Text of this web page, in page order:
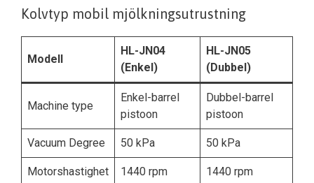
Kolvtyp mobil mjölkningsutrustning
Modell
HL-JN04
(Enkel)
HL-JN05
(Dubbel)
Machine type
Enkel-barrel
pistoon
Dubbel-barrel
pistoon
Vacuum Degree 50 kPa 50 kPa
Motorshastighet 1440 rpm 1440 rpm